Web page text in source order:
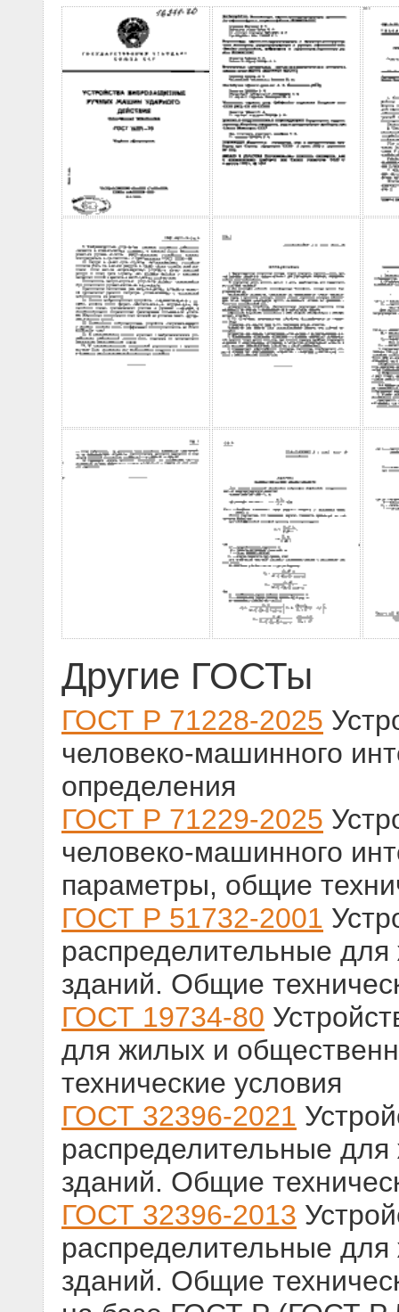
Другие ГОСТы
ГОСТ Р 71228-2025
человеко-машинного
определения
ГОСТ Р 71229-2025
человеко-машинного
параметры, общие
ГОСТ Р 51732-2001
распределительные
зданий. Общие
ГОСТ 19734-80
для жилых и
технические условия
ГОСТ 32396-2021
распределительные
зданий. Общие
ГОСТ 32396-2013
распределительные
зданий. Общие